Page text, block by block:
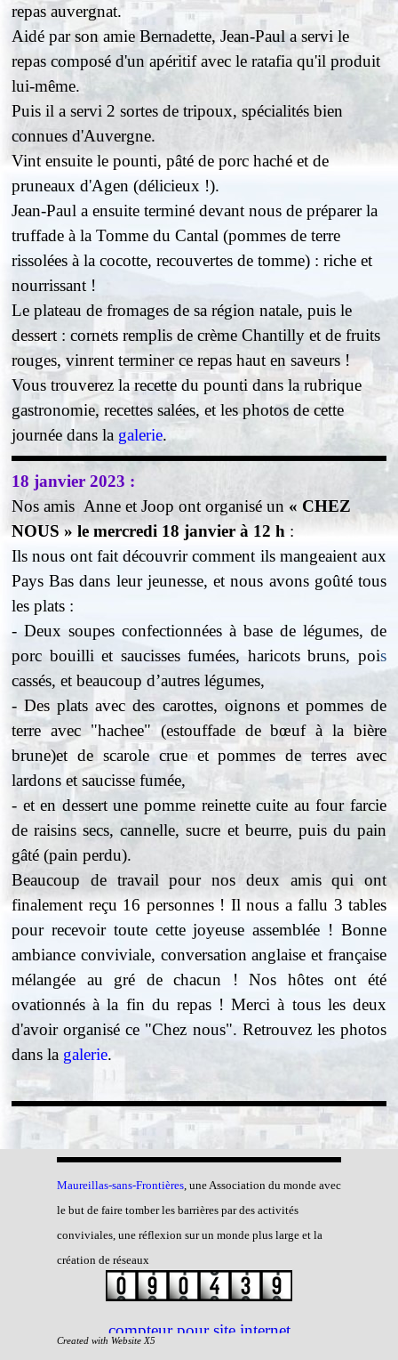
repas auvergnat.
Aidé par son amie Bernadette, Jean-Paul a servi le
repas composé d'un apéritif avec le ratafia qu'il produit
lui-même.
Puis il a servi 2 sortes de tripoux, spécialités bien
connues d'Auvergne.
Vint ensuite le pounti, pâté de porc haché et de
pruneaux d'Agen (délicieux !).
Jean-Paul a ensuite terminé devant nous de préparer la
truffade à la Tomme du Cantal (pommes de terre
rissolées à la cocotte, recouvertes de tomme) : riche et
nourrissant !
Le plateau de fromages de sa région natale, puis le
dessert : cornets remplis de crème Chantilly et de fruits
rouges, vinrent terminer ce repas haut en saveurs !
Vous trouverez la recette du pounti dans la rubrique
gastronomie, recettes salées, et les photos de cette
journée dans la galerie.
18 janvier 2023 :
Nos amis Anne et Joop ont organisé un « CHEZ
NOUS » le mercredi 18 janvier à 12 h :
Ils nous ont fait découvrir comment ils mangeaient aux
Pays Bas dans leur jeunesse, et nous avons goûté tous
les plats :
- Deux soupes confectionnées à base de légumes, de
porc bouilli et saucisses fumées, haricots bruns, pois
cassés, et beaucoup d’autres légumes,
- Des plats avec des carottes, oignons et pommes de
terre avec "hachee" (estouffade de bœuf à la bière
brune)et de scarole crue et pommes de terres avec
lardons et saucisse fumée,
- et en dessert une pomme reinette cuite au four farcie
de raisins secs, cannelle, sucre et beurre, puis du pain
gâté (pain perdu).
Beaucoup de travail pour nos deux amis qui ont
finalement reçu 16 personnes ! Il nous a fallu 3 tables
pour recevoir toute cette joyeuse assemblée ! Bonne
ambiance conviviale, conversation anglaise et française
mélangée au gré de chacun ! Nos hôtes ont été
ovationnés à la fin du repas ! Merci à tous les deux
d'avoir organisé ce "Chez nous". Retrouvez les photos
dans la galerie.
Maureillas-sans-Frontières , une Association du monde avec
le but de faire tomber les barrières par des activités
conviviales, une réflexion sur un monde plus large et la
création de réseaux
compteur pour site internet
Created with Website X5